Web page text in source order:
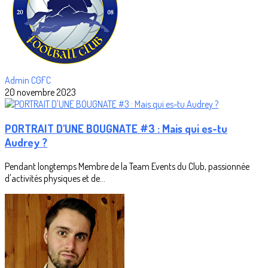
Admin CGFC
20 novembre 2023
PORTRAIT D'UNE BOUGNATE #3 : Mais qui es-tu
Audrey ?
Pendant longtemps Membre de la Team Events du Club, passionnée
d'activités physiques et de...